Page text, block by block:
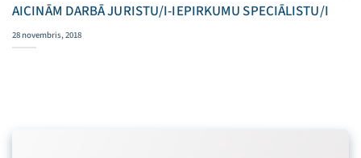
AICINĀM DARBĀ JURISTU/I-IEPIRKUMU SPECIĀLISTU/I
28 novembris, 2018